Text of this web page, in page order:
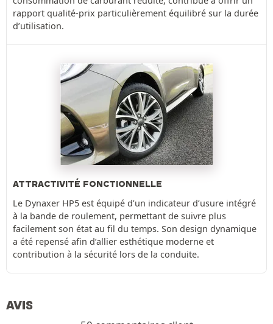
rapport qualité-prix particulièrement équilibré sur la durée
d’utilisation.
ATTRACTIVITÉ FONCTIONNELLE
Le Dynaxer HP5 est équipé d’un indicateur d’usure intégré
à la bande de roulement, permettant de suivre plus
facilement son état au fil du temps. Son design dynamique
a été repensé afin d’allier esthétique moderne et
contribution à la sécurité lors de la conduite.
AVIS